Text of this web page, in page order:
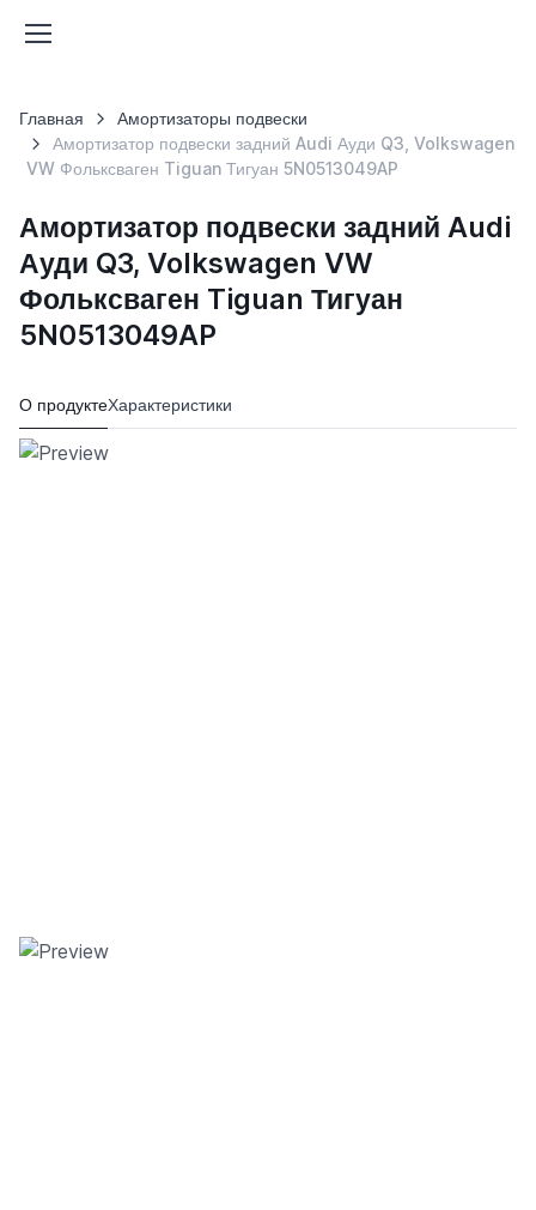
Главная
Амортизаторы подвески
Амортизатор подвески задний Audi Ауди Q3, Volkswagen
VW Фольксваген Tiguan Тигуан 5N0513049AP
Амортизатор подвески задний Audi
Ауди Q3, Volkswagen VW
Фольксваген Tiguan Тигуан
5N0513049AP
О продуктеХарактеристики